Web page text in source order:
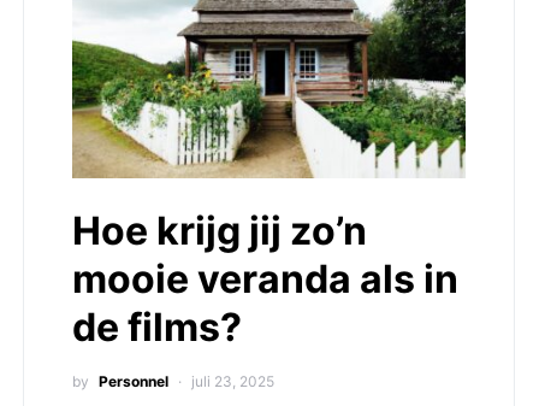
Hoe krijg jij zo’n
mooie veranda als in
de films?
by Personnel juli 23, 2025